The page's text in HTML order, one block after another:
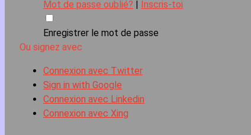
Mot de passe oublié? Inscris-toi
Enregistrer le mot de passe
Ou signez avec
Connexion avec Twitter
Sign in with Google
Connexion avec Linkedin
Connexion avec Xing